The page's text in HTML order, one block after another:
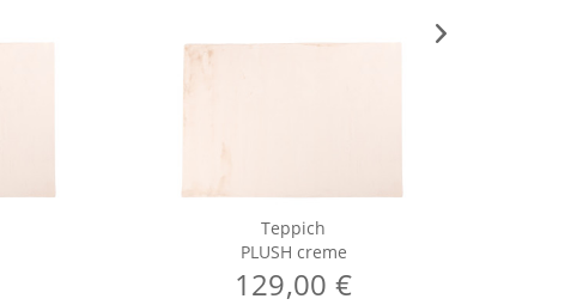
Teppich
PLUSH creme
129,00 €